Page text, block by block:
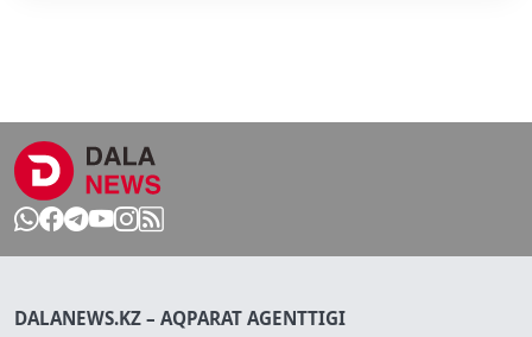
DALANEWS.KZ – AQPARAT AGENTTIGI